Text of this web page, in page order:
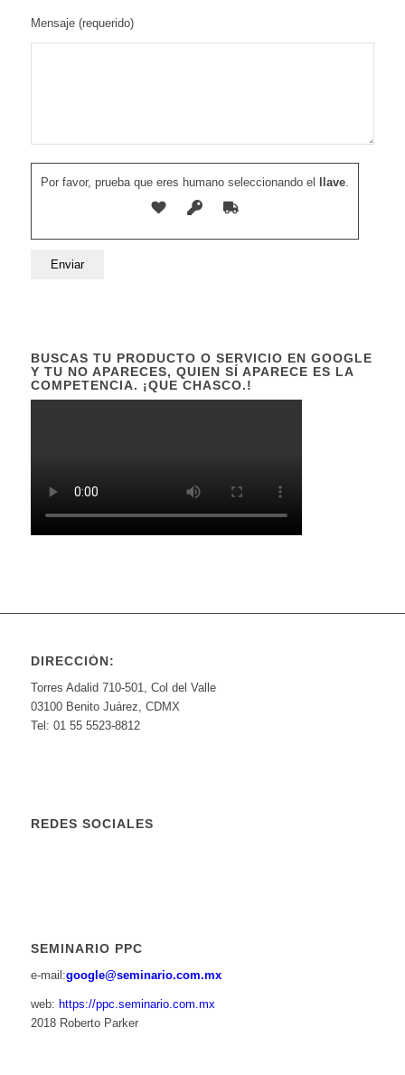
Mensaje (requerido)
Por favor, prueba que eres humano seleccionando el llave.
BUSCAS TU PRODUCTO O SERVICIO EN GOOGLE
Y TU NO APARECES, QUIEN SÍ APARECE ES LA
COMPETENCIA. ¡QUE CHASCO.!
DIRECCIÓN:
Torres Adalid 710-501, Col del Valle
03100 Benito Juárez, CDMX
Tel: 01 55 5523-8812
REDES SOCIALES
SEMINARIO PPC
e-mail:google@seminario.com.mx
web: https://ppc.seminario.com.mx
2018 Roberto Parker